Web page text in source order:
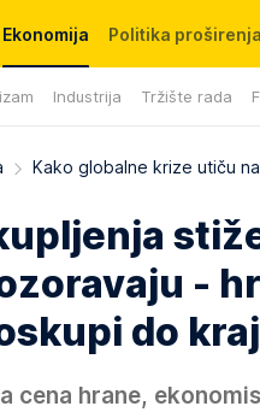
Ekonomija
Industrija Tržište rada
Politika proširenja
Kako globalne krize utiču
-
do
cena hrane,